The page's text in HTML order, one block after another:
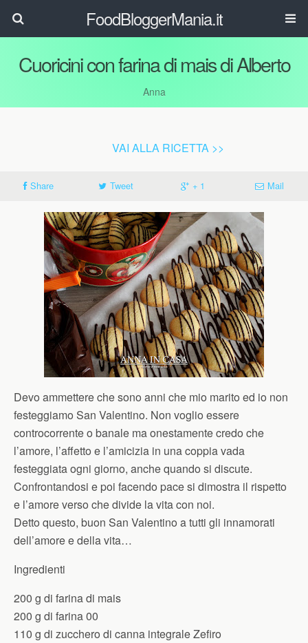
FoodBloggerMania.it
Cuoricini con farina di mais di Alberto
Anna
VAI ALLA RICETTA >>
Share Tweet + 1 Mail
Devo ammettere che sono anni che mio marito ed io non
festeggiamo San Valentino. Non voglio essere
controcorrente o banale ma onestamente credo che
l’amore, l’affetto e l’amicizia in una coppia vada
festeggiata ogni giorno, anche quando si discute.
Confrontandosi e poi facendo pace si dimostra il rispetto
e l’amore verso che divide la vita con noi.
Detto questo, buon San Valentino a tutti gli innamorati
dell’amore e della vita…
Ingredienti
200 g di farina di mais
200 g di farina 00
110 g di zucchero di canna integrale Zefiro